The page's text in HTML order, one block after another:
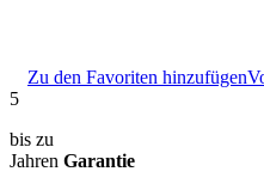
Zu den Favoriten hinzufügen
5
bis zu
Jahren Garantie